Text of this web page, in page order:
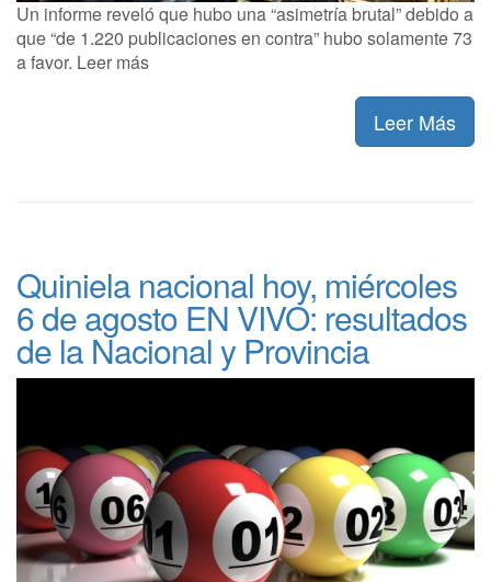
Un informe reveló que hubo una “asimetría brutal” debido a
que “de 1.220 publicaciones en contra” hubo solamente 73
a favor. Leer más
Leer Más
Quiniela nacional hoy, miércoles
6 de agosto EN VIVO: resultados
de la Nacional y Provincia